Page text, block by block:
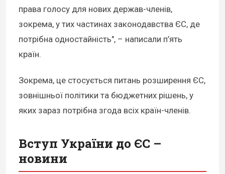
права голосу для нових держав-членів,
зокрема, у тих частинах законодавства ЄС, де
потрібна одностайність", – написали п’ять
країн.
Зокрема, це стосується питань розширення ЄС,
зовнішньої політики та бюджетних рішень, у
яких зараз потрібна згода всіх країн-членів.
Вступ України до ЄС –
новини